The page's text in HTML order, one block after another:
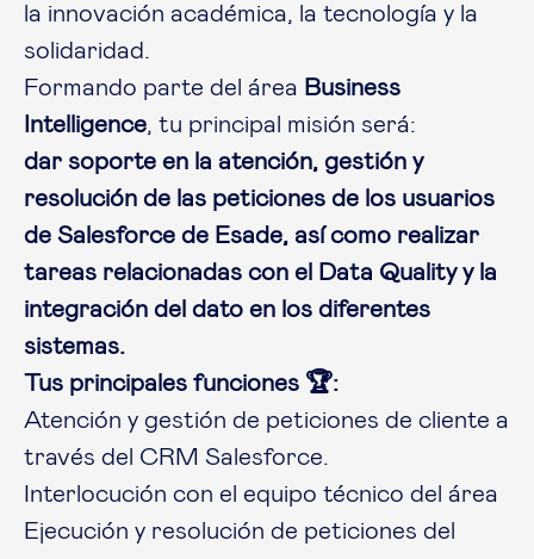
la innovación académica, la tecnología y la
solidaridad.
Formando parte del área Business
Intelligence, tu principal misión será:
dar soporte en la atención, gestión y
resolución de las peticiones de los usuarios
de Salesforce de Esade, así como realizar
tareas relacionadas con el Data Quality y la
integración del dato en los diferentes
sistemas.
Tus principales funciones 🏆:
Atención y gestión de peticiones de cliente a
través del CRM Salesforce.
Interlocución con el equipo técnico del área
Ejecución y resolución de peticiones del